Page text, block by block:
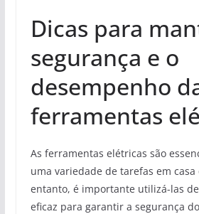
Dicas para
segurança e o
desempenho
ferramentas
As ferramentas elétricas são
uma variedade de tarefas em
entanto, é importante utilizá-las
eficaz para garantir a segurança